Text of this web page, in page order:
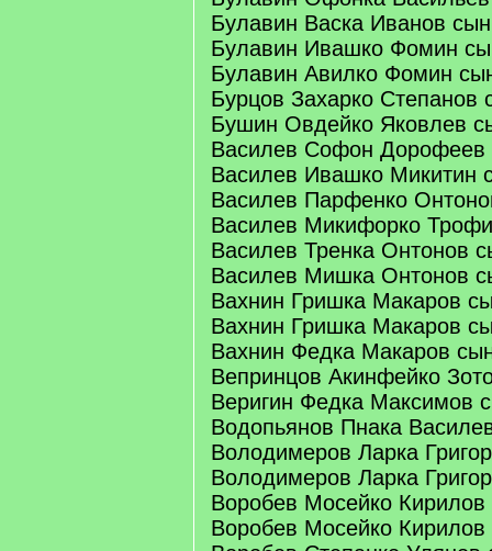
Булавин Васка Иванов сын
Булавин Ивашко Фомин
Булавин Авилко Фомин
Бурцов Захарко Степанов
Бушин Овдейко Яковлев
Василев Софон Дорофеев
Василев Ивашко Микитин
Василев Парфенко
Василев Микифорко
Василев Тренка Онтонов
Василев Мишка Онтонов
Вахнин Гришка Макаров
Вахнин Гришка Макаров
Вахнин Федка Макаров
Вепринцов Акинфейко
Веригин Федка Максимов
Водопьянов Пнака
Володимеров Ларка
Володимеров Ларка
Воробев Мосейко Кирилов
Воробев Мосейко Кирилов